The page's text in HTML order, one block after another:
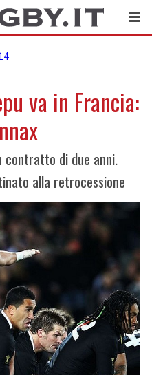
va in Francia:
contratto di due anni.
alla retrocessione